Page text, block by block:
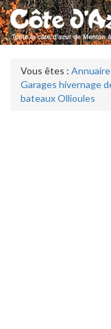
Vous êtes :
Garages hivernage
bateaux Ollioules